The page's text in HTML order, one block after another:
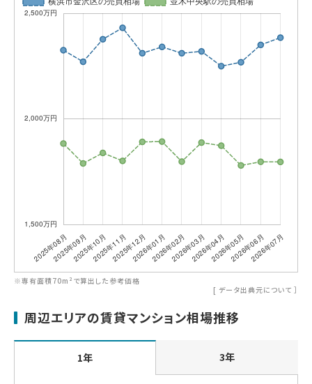
※専有面積70m²で算出した参考価格
[ データ出典元について ］
周辺エリアの賃貸マンション相場推移
1年 3年